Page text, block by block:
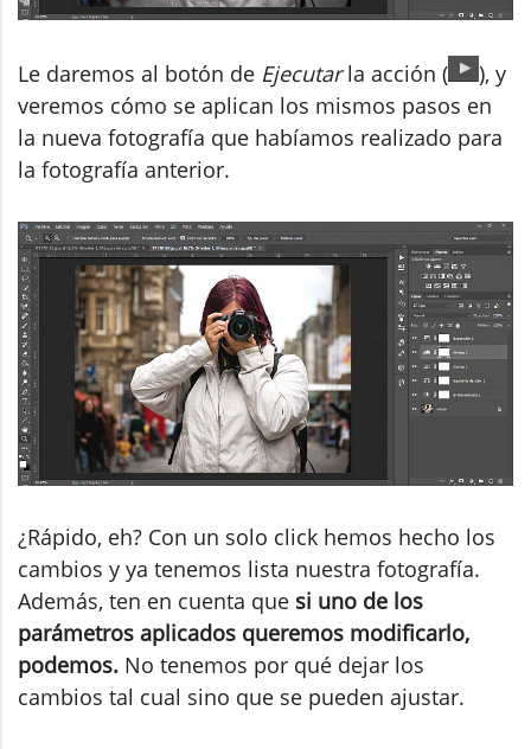
Le daremos al botón de Ejecutarla acción (
), y
veremos cómo se aplican los mismos pasos en
la nueva fotografía que habíamos realizado para
la fotografía anterior.
¿Rápido, eh? Con un solo click hemos hecho los
cambios y ya tenemos lista nuestra fotografía.
Además, ten en cuenta que si uno de los
parámetros aplicados queremos modificarlo,
podemos. No tenemos por qué dejar los
cambios tal cual sino que se pueden ajustar.